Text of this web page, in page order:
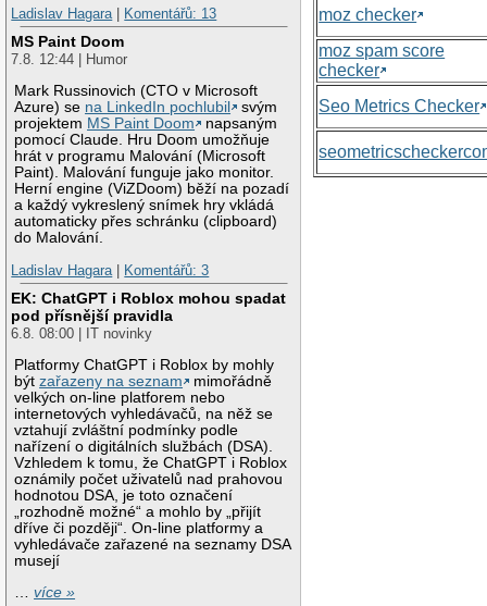
Ladislav Hagara
Komentářů: 13
MS Paint Doom
7.8. 12:44 | Humor
Mark Russinovich (CTO v Microsoft
Azure) se na LinkedIn pochlubil
svým
projektem MS Paint Doom
napsaným
pomocí Claude. Hru Doom umožňuje
hrát v programu Malování (Microsoft
Paint). Malování funguje jako monitor.
Herní engine (ViZDoom) běží na pozadí
a každý vykreslený snímek hry vkládá
automaticky přes schránku (clipboard)
do Malování.
Ladislav Hagara
Komentářů: 3
EK: ChatGPT i Roblox mohou spadat
pod přísnější pravidla
6.8. 08:00 | IT novinky
Platformy ChatGPT i Roblox by mohly
býtzařazeny na seznam
mimořádně
velkých on-line platforem nebo
internetových vyhledávačů, na něž se
vztahují zvláštní podmínky podle
nařízení o digitálních službách (DSA).
Vzhledem k tomu, že ChatGPT i Roblox
oznámily počet uživatelů nad prahovou
hodnotou DSA, je toto označení
„rozhodně možné“ a mohlo by „přijít
dříve či později“. On-line platformy a
vyhledávače zařazené na seznamy DSA
musejí
…více »
moz checker
moz spam score
checker
Seo Metrics Checker